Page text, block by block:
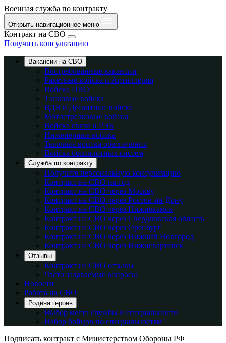
Военная служба по контракту
Открыть навигационное меню
Контракт на СВО
Получить консультацию
Вакансии на СВО
Востребованные вакансии
Ракетные войска и Артиллерия
Войска ПВО
Танковые войска
ВДВ и Десантные войска
Мотострелковые войска
Войска связи и РЭБ
Инженерные войска
Тыловые войска обеспечения
Войска беспилотных систем
Служба по контракту
Получите персональную консультацию
Контракт на СВО на год
Контракт на СВО через Москву
Контракт на СВО через Ростов-на-Дону
Контракт на СВО через Нижнекамск
Контракт на СВО через Свердловская область
Контракт на СВО через Оренбург
Контракт на СВО через Нижний Новгород
Контракт на СВО через Нижневартовск
Отзывы
Контракт на СВО отзывы
Часто задаваемые вопросы
Новости
Работа на СВО
Родина героев
Выбор места службы и специальности
Набор бойцов по специальностям
Подписать контракт с Министерством Обороны РФ